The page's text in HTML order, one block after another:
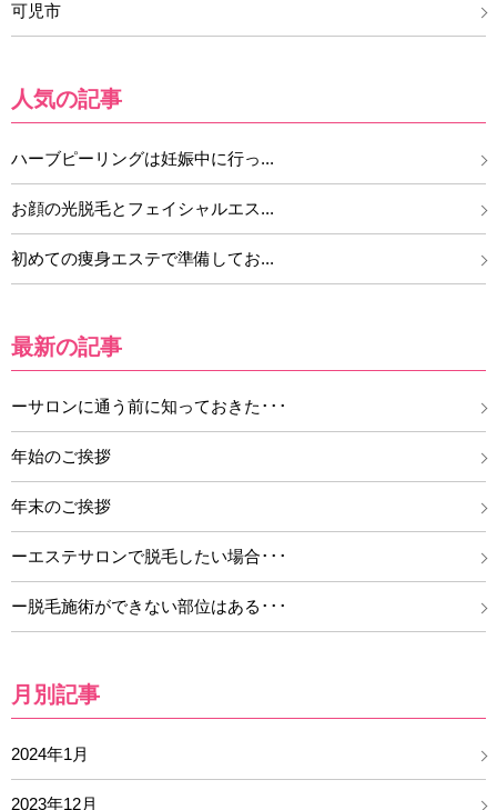
可児市
人気の記事
ハーブピーリングは妊娠中に行っ...
お顔の光脱毛とフェイシャルエス...
初めての痩身エステで準備してお...
最新の記事
ーサロンに通う前に知っておきた･･･
年始のご挨拶
年末のご挨拶
ーエステサロンで脱毛したい場合･･･
ー脱毛施術ができない部位はある･･･
月別記事
2024年1月
2023年12月